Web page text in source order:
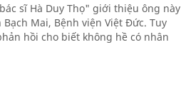
sĩ Hà Duy Thọ" giới thiệu ông này
Mai, Bệnh viện Việt Đức. Tuy
hồi cho biết không hề có nhân